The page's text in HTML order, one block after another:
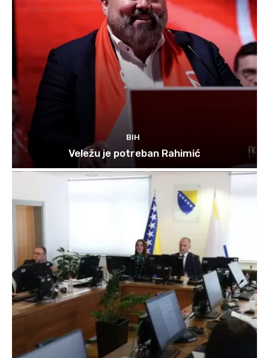
BIH
Veležu je potreban Rahimić